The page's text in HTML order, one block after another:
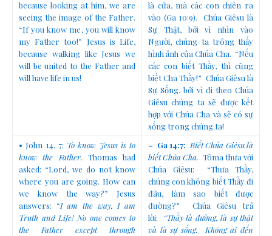
because looking at him, we are
seeing the image of the Father.
“If you know me, you will know
my Father too!” Jesus is Life,
because walking like Jesus we
will be united to the Father and
will have life in us!
là cửa, mà các con chiên ra
vào (Ga 10:9). Chúa Giêsu là
Sự Thật, bởi vì nhìn vào
Người, chúng ta trông thấy
hình ảnh của Chúa Cha. “Nếu
các con biết Thầy, thì cũng
biết Cha Thầy!” Chúa Giêsu là
Sự Sống, bởi vì đi theo Chúa
Giêsu chúng ta sẽ được kết
hợp với Chúa Cha và sẽ có sự
sống trong chúng ta!
• John 14, 7: To know Jesus is to
know the Father. Thomas had
asked: “Lord, we do not know
where you are going. How can
we know the way?” Jesus
answers: “I am the way, I am
Truth and Life! No one comes to
the Father except through
– Ga 14:7: Biết Chúa Giêsu là
biết Chúa Cha. Tôma thưa với
Chúa Giêsu: “Thưa Thầy,
chúng con không biết Thầy đi
đâu, làm sao biết được
đường?” Chúa Giêsu trả
lời: “Thầy là đường, là sự thật
và là sự sống. Không ai đến